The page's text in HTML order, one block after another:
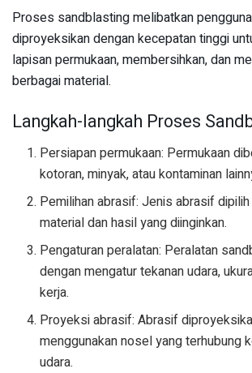
Proses sandblasting melibatkan
diproyeksikan dengan kecepatan tinggi
lapisan permukaan, membersihkan, dan
berbagai material.
Langkah-langkah Proses
Persiapan permukaan: Permukaan
kotoran, minyak, atau kontaminan
Pemilihan abrasif: Jenis abrasif
material dan hasil yang diinginkan.
Pengaturan peralatan: Peralatan
dengan mengatur tekanan udara,
kerja.
Proyeksi abrasif: Abrasif
menggunakan nosel yang terhubung
udara.